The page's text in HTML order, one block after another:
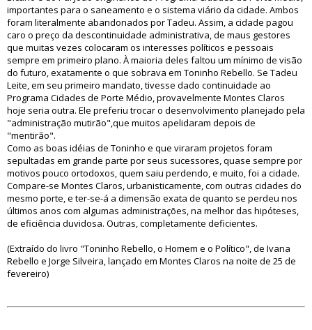
importantes para o saneamento e o sistema viário da cidade. Ambos
foram literalmente abandonados por Tadeu. Assim, a cidade pagou
caro o preço da descontinuidade administrativa, de maus gestores
que muitas vezes colocaram os interesses políticos e pessoais
sempre em primeiro plano. À maioria deles faltou um mínimo de visão
do futuro, exatamente o que sobrava em Toninho Rebello. Se Tadeu
Leite, em seu primeiro mandato, tivesse dado continuidade ao
Programa Cidades de Porte Médio, provavelmente Montes Claros
hoje seria outra. Ele preferiu trocar o desenvolvimento planejado pela
"administração mutirão",que muitos apelidaram depois de
"mentirão".
Como as boas idéias de Toninho e que viraram projetos foram
sepultadas em grande parte por seus sucessores, quase sempre por
motivos pouco ortodoxos, quem saiu perdendo, e muito, foi a cidade.
Compare-se Montes Claros, urbanisticamente, com outras cidades do
mesmo porte, e ter-se-á a dimensão exata de quanto se perdeu nos
últimos anos com algumas administrações, na melhor das hipóteses,
de eficiência duvidosa. Outras, completamente deficientes.
(Extraído do livro "Toninho Rebello, o Homem e o Político", de Ivana
Rebello e Jorge Silveira, lançado em Montes Claros na noite de 25 de
fevereiro)